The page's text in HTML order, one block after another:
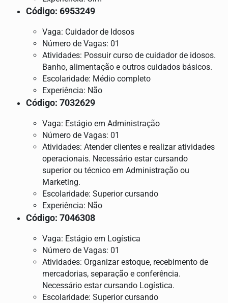
Código: 6953249
Vaga: Cuidador de Idosos
Número de Vagas: 01
Atividades: Possuir curso de cuidador de idosos.
Banho, alimentação e outros cuidados básicos.
Escolaridade: Médio completo
Experiência: Não
Código: 7032629
Vaga: Estágio em Administração
Número de Vagas: 01
Atividades: Atender clientes e realizar atividades
operacionais. Necessário estar cursando
superior ou técnico em Administração ou
Marketing.
Escolaridade: Superior cursando
Experiência: Não
Código: 7046308
Vaga: Estágio em Logística
Número de Vagas: 01
Atividades: Organizar estoque, recebimento de
mercadorias, separação e conferência.
Necessário estar cursando Logística.
Escolaridade: Superior cursando